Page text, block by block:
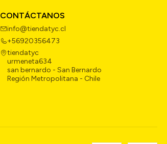
CONTÁCTANOS
info@tiendatyc.cl
+56920356473
tiendatyc
urmeneta634
san bernardo - San Bernardo
Región Metropolitana - Chile